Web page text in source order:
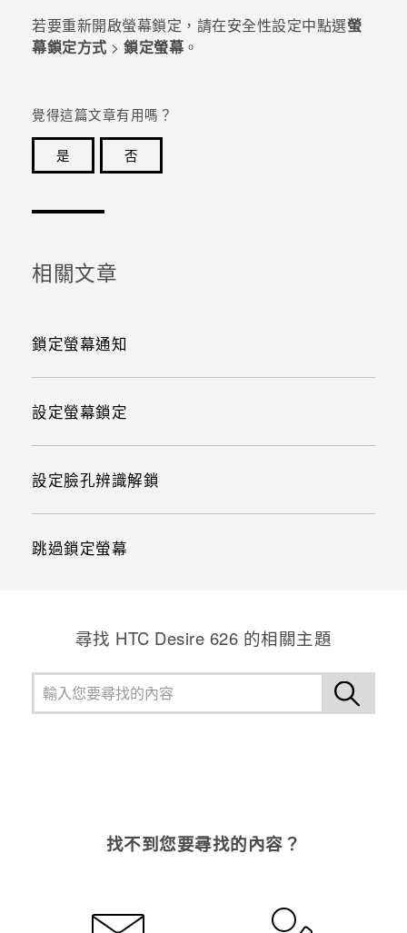
若要重新開啟螢幕鎖定，請在安全性設定中點選螢
幕鎖定方式 > 鎖定螢幕。
覺得這篇文章有用嗎？
是
否
相關文章
鎖定螢幕通知
設定螢幕鎖定
設定臉孔辨識解鎖
跳過鎖定螢幕
尋找 HTC Desire 626 的相關主題
找不到您要尋找的內容？